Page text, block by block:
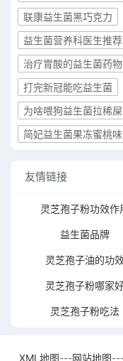
联康益生菌黑巧克力
益生菌营养科医生推荐
治疗胃酸的益生菌药物
打完新冠能吃益生菌
为啥喂狗益生菌拉稀屎
简妃益生菌果冻蜜桃味
友情链接
灵芝孢子粉功效作
益生菌品牌
灵芝孢子油的功
灵芝孢子粉哪家
灵芝孢子粉吃法
XML地图---网站地图